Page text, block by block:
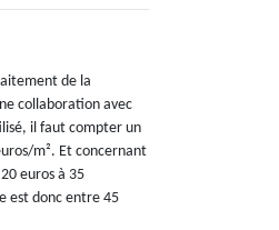
de la
collaboration avec
il faut compter un
m². Et concernant
euros à 35
est donc entre 45